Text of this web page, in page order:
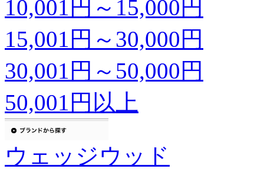
10,001円～15,000円
15,001円～30,000円
30,001円～50,000円
50,001円以上
ウェッジウッド